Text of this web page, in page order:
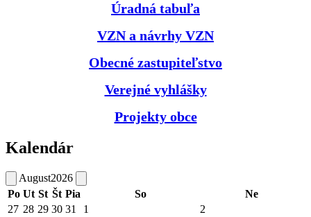
Úradná tabuľa
VZN a návrhy VZN
Obecné zastupiteľstvo
Verejné vyhlášky
Projekty obce
Kalendár
August2026
Po Ut St Št Pia So
Ne
27 28 29 30 31 1
2